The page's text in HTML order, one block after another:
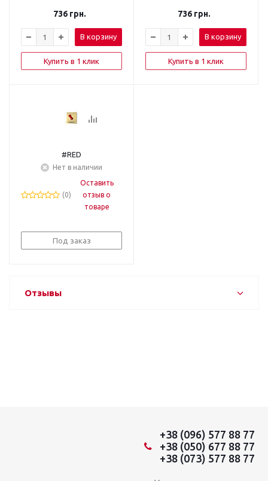
736грн.
В корзину
Купить в 1 клик
736грн.
В корзину
Купить в 1 клик
#RED
Нет в наличии
(0)
Оставить
отзыв о
товаре
Под заказ
Отзывы
+38 (096) 577 88 77
+38 (050) 677 88 77
+38 (073) 577 88 77